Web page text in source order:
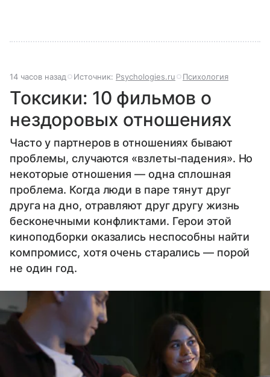
14 часов назад Источник: Psychologies.ru Психология
Токсики: 10 фильмов о
нездоровых отношениях
Часто у партнеров в отношениях бывают
проблемы, случаются «взлеты-падения». Но
некоторые отношения — одна сплошная
проблема. Когда люди в паре тянут друг
друга на дно, отравляют друг другу жизнь
бесконечными конфликтами. Герои этой
киноподборки оказались неспособны найти
компромисс, хотя очень старались — порой
не один год.